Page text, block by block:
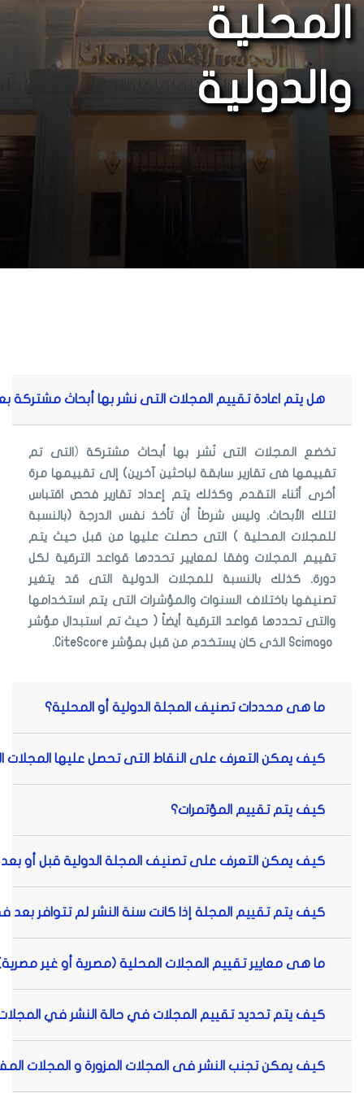
المحلية
والدولية
هل يتم اعادة تقييم المجلات التى نشر بها أبحاث مشتركة
تخضع المجلات التى نُشر بها أبحاث مشتركة ( التى تم
تقييمها فى تقارير سابقة لباحثين آخرين) إلى تقييمها مرة
أخرى أثناء التقدم وكذلك يتم إعداد تقارير فحص اقتباس
لتلك الأبحاث. وليس شرطاً أن تأخذ نفس الدرجة (بالنسبة
للمجلات المحلية ) التى حصلت عليها من قبل حيث يتم
تقييم المجلات وفقا لمعايير تحددها قواعد الترقية لكل
دورة. كذلك بالنسبة للمجلات الدولية التى قد يتغير
تصنيفها باختلاف السنوات والمؤشرات التى يتم استخدامها
والتى تحددها قواعد الترقية أيضاً ( حيث تم استبدال مؤشر
الذى كان يستخدم من قبل بمؤشر CiteScore
.
ما هى محددات تصنيف المجلة الدولية أو المحلية؟
كيف يمكن التعرف على النقاط التى تحصل عليها المجلات
كيف يتم تقييم المؤتمرات؟
كيف يمكن التعرف على تصنيف المجلة الدولية قبل أو بعد
كيف يتم تقييم المجلة إذا كانت سنة النشر لم تتوافر بعد
ما هى معايير تقييم المجلات المحلية (مصرية أو غير
كيف يتم تحديد تقييم المجلات في حالة النشر في المجلات
كيف يمكن تجنب النشر فى المجلات المزورة و المجلات